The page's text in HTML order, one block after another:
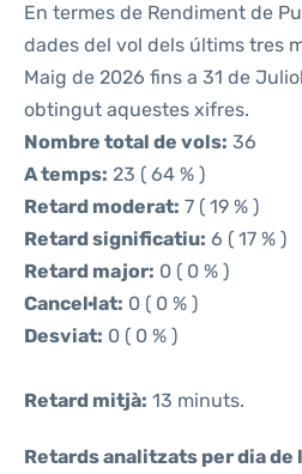
En termes de Rendiment de
dades del vol dels últims tres
Maig de 2026 fins a 31 de
obtingut aquestes xifres.
Nombre total de vols: 36
A temps: 23 ( 64 % )
Retard moderat: 7 ( 19 % )
Retard significatiu: 6 ( 17 % )
Retard major: 0 ( 0 % )
Cancel·lat: 0 ( 0 % )
Desviat: 0 ( 0 % )
Retard mitjà: 13 minuts.
Retards analitzats per dia de